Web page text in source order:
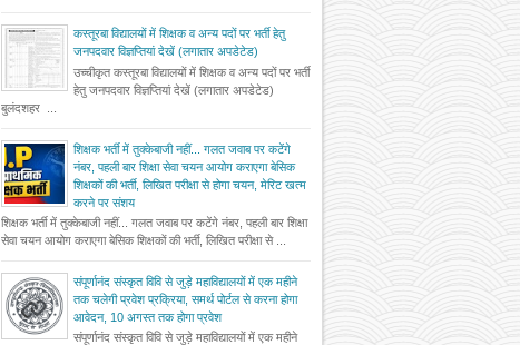
कस्तूरबा विद्यालयों में शिक्षक व अन्य पदों पर भर्ती हेतु
जनपदवार विज्ञप्तियां देखें (लगातार अपडेटेड)
उच्चीकृत कस्तूरबा विद्यालयों में शिक्षक व अन्य पदों पर भर्ती
हेतु जनपदवार विज्ञप्तियां देखें (लगातार अपडेटेड)
बुलंदशहर ...
शिक्षक भर्ती में तुक्केबाजी नहीं... गलत जवाब पर कटेंगे
नंबर, पहली बार शिक्षा सेवा चयन आयोग कराएगा बेसिक
शिक्षकों की भर्ती, लिखित परीक्षा से होगा चयन, मेरिट खत्म
करने पर संशय
शिक्षक भर्ती में तुक्केबाजी नहीं... गलत जवाब पर कटेंगे नंबर, पहली बार शिक्षा
सेवा चयन आयोग कराएगा बेसिक शिक्षकों की भर्ती, लिखित परीक्षा से ...
संपूर्णानंद संस्कृत विवि से जुड़े महाविद्यालयों में एक महीने
तक चलेगी प्रवेश प्रक्रिया, समर्थ पोर्टल से करना होगा
आवेदन, 10 अगस्त तक होगा प्रवेश
संपूर्णानंद संस्कृत विवि से जुड़े महाविद्यालयों में एक महीने